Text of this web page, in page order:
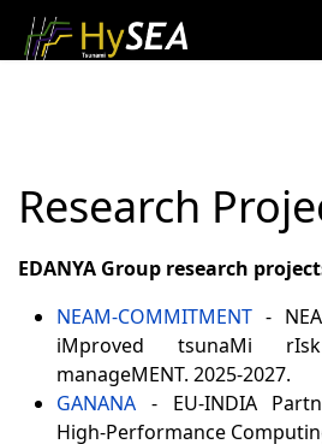
Research
EDANYA Group research
NEAM-COMMITMENT -
iMproved tsunaMi
manageMENT. 2025-2027.
GANANA - EU-INDIA
High-Performance